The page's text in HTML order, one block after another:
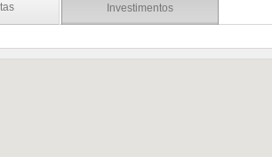
Investimentos